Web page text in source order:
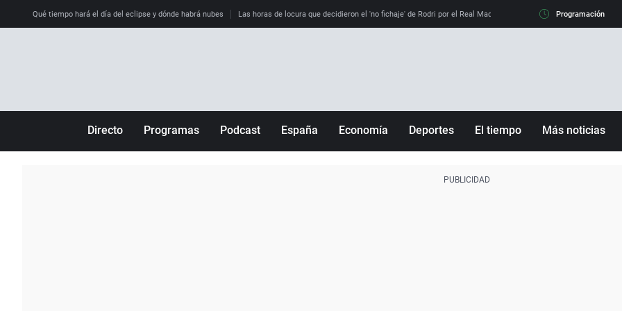
Qué tiempo hará el día del eclipse y dónde habrá nubes Las horas de locura que decidieron el 'no fichaje' de Rodri por el Real Madrid y su 'sí' al Barça La llamada
Programación
Directo Programas Podcast España Economía Deportes El tiempo Más noticias